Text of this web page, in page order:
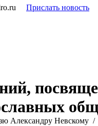
Прислать новость
Александру Невскому